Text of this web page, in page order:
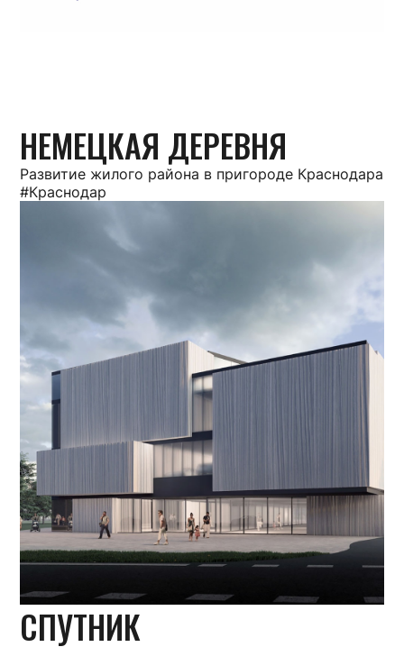
НЕМЕЦКАЯ ДЕРЕВНЯ
Развитие жилого района в пригороде Краснодара
#Краснодар
СПУТНИК